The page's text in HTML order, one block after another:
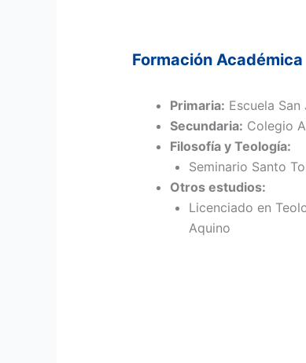
Formación Académica
Primaria: Escuela San
Secundaria: Colegio
Filosofía y Teología:
Seminario Santo
Otros estudios:
Licenciado en
Aquino